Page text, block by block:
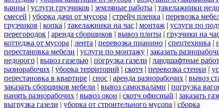
ванны | услуги грузчиков | земляные работы | такелажники
смесей | уборка дачи от мусора | стрейч пленка | перевозка
грузчиков | копка | такелажники на час | монтаж | услуги по
перегородок | аренда сборщиков | вывоз плиты | грузчики на
коттеджа от мусора | лента | перевозка пианино | спецтехника |
перестановка мебели | услуги по монтажу | заказать
недорого | вывоз газелью | погрузка газели | ландшафтные
разнорабочих | уборка территорий | скотч | перевозка стенки |
перестановка в квартире | снос | аренда разнорабочих | вывоз
заказать сборщиков мебели | вывоз самосвалами | погрузка
нанять разнорабочих | вывоз окон | скотч офисный | заказать
выгрузка газели | уборка от строительного мусора | сборка